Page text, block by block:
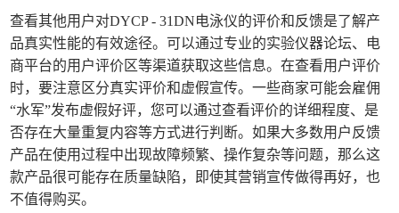
查看其他用户对DYCP - 31DN电泳仪的评价和反馈是了解产
品真实性能的有效途径。可以通过专业的实验仪器论坛、电
商平台的用户评价区等渠道获取这些信息。在查看用户评价
时，要注意区分真实评价和虚假宣传。一些商家可能会雇佣
“水军”发布虚假好评，您可以通过查看评价的详细程度、是
否存在大量重复内容等方式进行判断。如果大多数用户反馈
产品在使用过程中出现故障频繁、操作复杂等问题，那么这
款产品很可能存在质量缺陷，即使其营销宣传做得再好，也
不值得购买。